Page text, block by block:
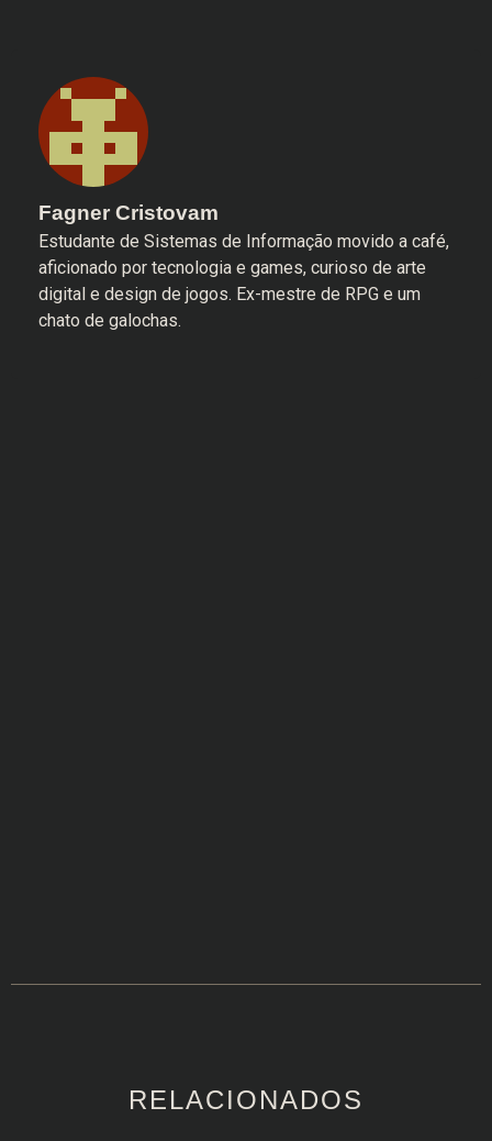
Fagner Cristovam
Estudante de Sistemas de Informação movido a café,
aficionado por tecnologia e games, curioso de arte
digital e design de jogos. Ex-mestre de RPG e um
chato de galochas.
RELACIONADOS